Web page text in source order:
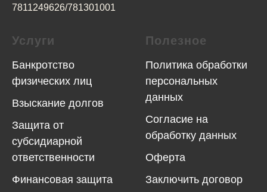
7811249626/781301001
Услуги
Банкротство
физических лиц
Взыскание долгов
Защита от
субсидиарной
ответственности
Финансовая защита
Полезное
Политика обработки
персональных
данных
Согласие на
обработку данных
Оферта
Заключить договор